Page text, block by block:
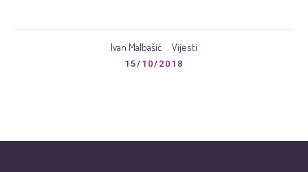
Ivan Malbašić Vijesti
15/10/2018